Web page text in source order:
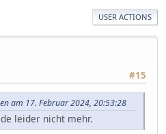
USER ACTIONS
#15
am 17. Februar 2024, 20:53:28
leider nicht mehr.